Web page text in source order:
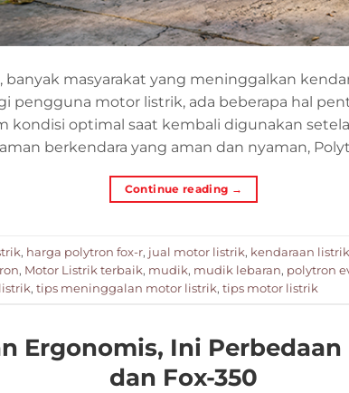
masyarakat yang meninggalkan
pengguna motor listrik, ada beberapa hal
kondisi optimal saat kembali digunakan
berkendara yang aman dan nyaman,
Continue reading →
, harga polytron fox-r, jual motor listrik, kendaraan listrik
, Motor Listrik terbaik, mudik, mudik lebaran, polytron
, tips meninggalan motor listrik, tips motor listrik
Ergonomis, Ini
dan Fox-350